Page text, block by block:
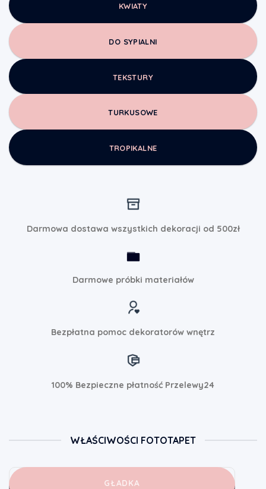
KWIATY
DO SYPIALNI
TEKSTURY
TURKUSOWE
TROPIKALNE
Darmowa dostawa wszystkich dekoracji od 500zł
Darmowe próbki materiałów
Bezpłatna pomoc dekoratorów wnętrz
100% Bezpieczne płatność Przelewy24
WŁAŚCIWOŚCI FOTOTAPET
GŁADKA